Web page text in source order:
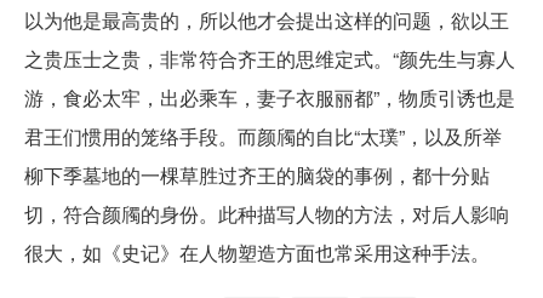
以为他是最高贵的，所以他才会提出这样的问题，欲以王
之贵压士之贵，非常符合齐王的思维定式。“颜先生与寡人
游，食必太牢，出必乘车，妻子衣服丽都”，物质引诱也是
君王们惯用的笼络手段。而颜斶的自比“太璞”，以及所举
柳下季墓地的一棵草胜过齐王的脑袋的事例，都十分贴
切，符合颜斶的身份。此种描写人物的方法，对后人影响
很大，如《史记》在人物塑造方面也常采用这种手法。